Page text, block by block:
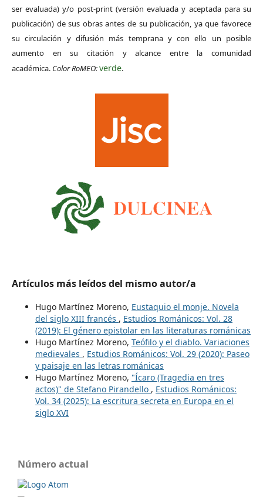
ser evaluada) y/o post-print (versión evaluada y aceptada para su
publicación) de sus obras antes de su publicación, ya que favorece
su circulación y difusión más temprana y con ello un posible
aumento en su citación y alcance entre la comunidad
académica. Color RoMEO:verde.
Artículos más leídos del mismo autor/a
Hugo Martínez Moreno, Eustaquio el monje. Novela
del siglo XIII francés , Estudios Románicos: Vol. 28
(2019): El género epistolar en las literaturas románicas
Hugo Martínez Moreno, Teófilo y el diablo. Variaciones
medievales , Estudios Románicos: Vol. 29 (2020): Paseo
y paisaje en las letras románicas
Hugo Martínez Moreno, "Ícaro (Tragedia en tres
actos)" de Stefano Pirandello , Estudios Románicos:
Vol. 34 (2025): La escritura secreta en Europa en el
siglo XVI
Número actual